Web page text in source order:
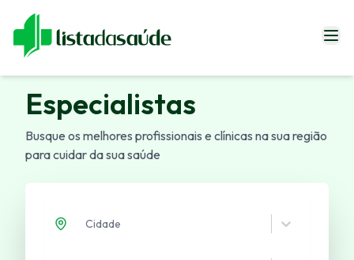
Especialistas
Revistas
Especialistas
Busque os melhores profissionais e clínicas na sua região
para cuidar da sua saúde
Cidade